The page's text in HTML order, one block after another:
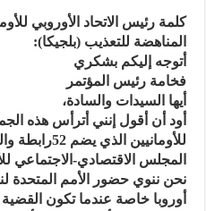
كلمة رئيس الاتحاد الأوروبي
المناهضة للتعذيب (بلجيكا):
أتوجه إليكم بشكري
فخامة رئيس المؤتمر
أيها السيدات والسادة،
أود أن أقول إنني أترأس هذه
للأومانيين
المجلس الاقتصادي-الاجتماعي
نحن ننوي حضور الأمم المتحدة
أوروبا خاصة عندما تكون